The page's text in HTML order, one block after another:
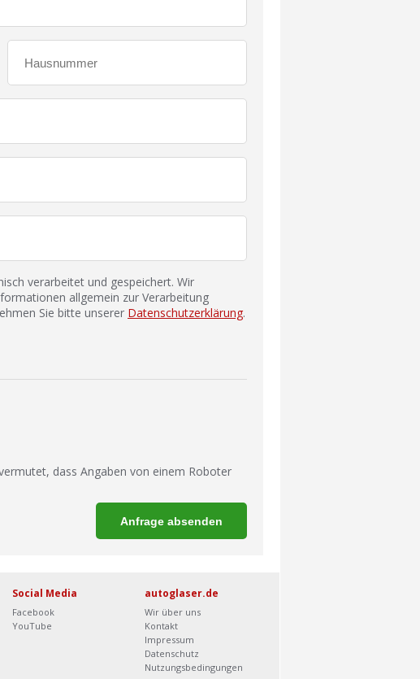
verarbeitet und gespeichert. Wir
allgemein zur Verarbeitung
Sie bitte unserer Datenschutzerklärung.
dass Angaben von einem Roboter
Social Media
Facebook
YouTube
autoglaser.de
Wir über uns
Kontakt
Impressum
Datenschutz
Nutzungsbedingungen